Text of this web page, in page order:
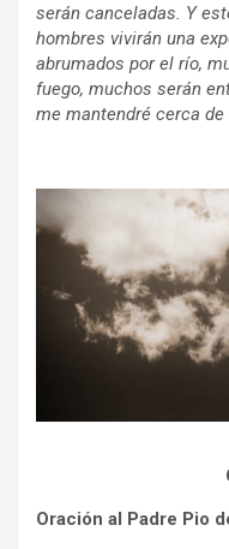
serán canceladas. Y
hombres vivirán una
abrumados por el río,
fuego, muchos serán
me mantendré cerca de
Oración al Padre Pio